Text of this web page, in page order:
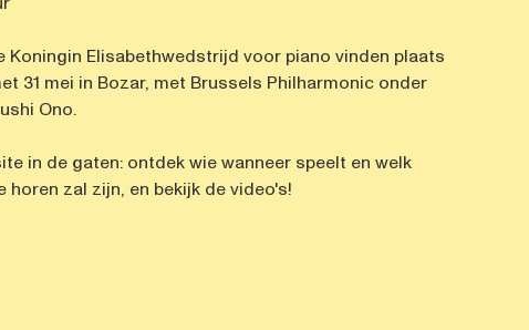
Koningin Elisabethwedstrijd voor piano vinden plaats
31 mei in Bozar, met Brussels Philharmonic onder
Ono.
in de gaten: ontdek wie wanneer speelt en welk
horen zal zijn, en bekijk de video's!